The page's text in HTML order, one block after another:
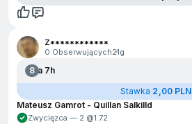
Z************
0 Obserwujących21g
8Za 7h
Stawka 2,00 PLN
Mateusz Gamrot - Quillan Salkilld
Zwycięzca — 2 @1.72